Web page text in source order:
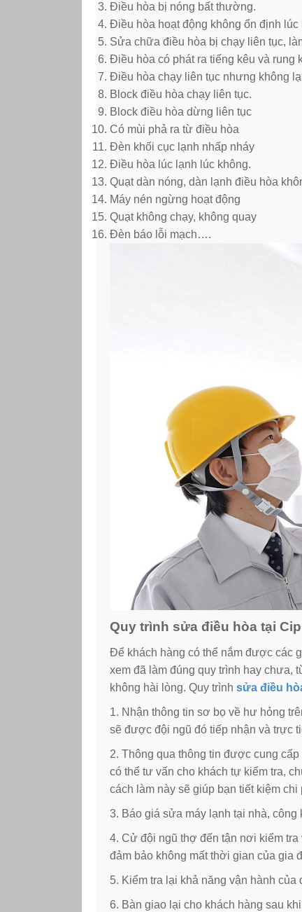
Điều hòa bị nóng bất thường.
Điều hòa hoạt động không ổn định
Sửa chữa điều hòa bị chạy liên tục,
Điều hòa có phát ra tiếng kêu và rung
Điều hòa chạy liên tục nhưng không
Block điều hòa chạy liên tục.
Block điều hòa dừng liên tục
Có mùi phả ra từ điều hòa
Đèn khối cục lạnh nhấp nháy
Điều hòa lúc lạnh lúc không.
Quạt dàn nóng, dàn lạnh điều hòa
Máy nén ngừng hoạt động
Quạt không chạy, không quay
Đèn báo lỗi mạch….
Quy trình sửa điều hòa tại
Để khách hàng có thể nắm được các
xem đã làm đúng quy trình hay chưa,
không hài lòng. Quy trình sửa điều
1. Nhận thông tin sơ bọ về hư hỏng
sẽ được đội ngũ đó tiếp nhận và trực
2. Thông qua thông tin được cung
có thể tư vấn cho khách tự kiểm tra,
cách làm này sẽ giúp bạn tiết kiệm chi
3. Báo giá sửa máy lạnh tại nhà,
4. Cử đội ngũ thợ đến tận nơi kiểm
đảm bảo không mất thời gian của gia
5. Kiểm tra lại khả năng vận hành
6. Bàn giao lại cho khách hàng sau